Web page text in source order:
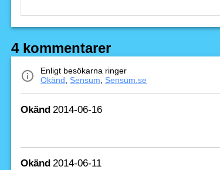
4 kommentarer
Enligt besökarna ringer
Okänd
Sensum Sensum.se
Okänd 2014-06-16
Okänd 2014-06-11